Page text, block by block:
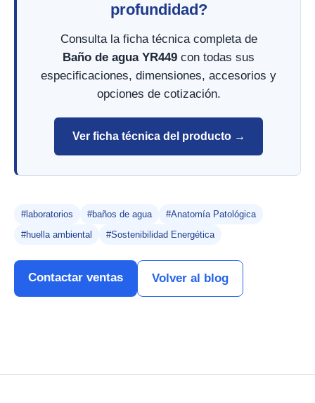
profundidad?
Consulta la ficha técnica completa de
Baño de agua YR449 con todas sus
especificaciones, dimensiones, accesorios y
opciones de cotización.
Ver ficha técnica del producto →
#laboratorios #baños de agua
#Anatomía Patológica
#huella ambiental
#Sostenibilidad Energética
Contactar ventas Volver al blog